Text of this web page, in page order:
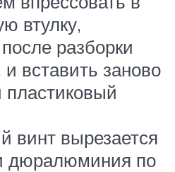
втулку,
разборки
и вставить заново
пластиковый
винт вырезается
дюралюминия по